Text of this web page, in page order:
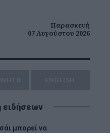
Παρασκευή
07 Αυγούστου 2026
ειδήσεων
μπορεί να